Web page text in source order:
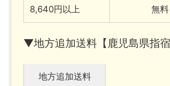
8,640円以上 無料
▼地方追加送料【鹿児島県指宿
地方追加送料